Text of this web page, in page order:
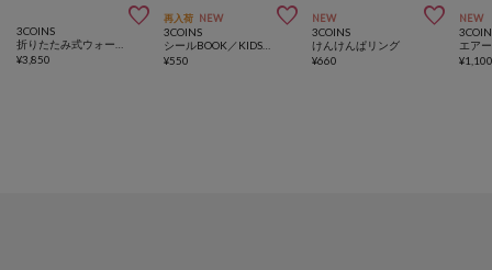

3COINS
¥3,850
再入荷 NEW 
3COINS
¥550
NEW 
3COINS
けんけんぱリング
¥660
NEW
エア
¥